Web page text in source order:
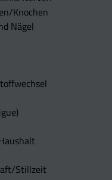
Knochen
Nägel
Stillzeit